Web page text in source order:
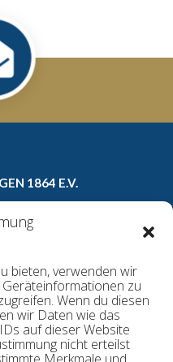
bieten, verwenden wir
zu
Wenn du diesen
wir Daten wie das
auf dieser Website
nicht erteilst
1864 E.V.
8a